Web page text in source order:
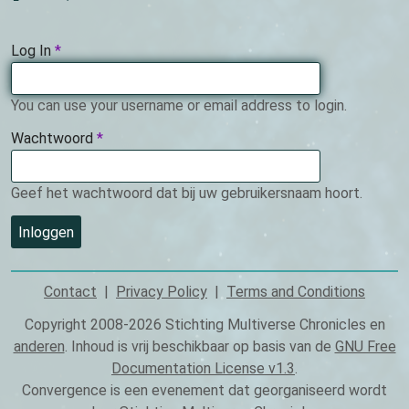
Log In
is
required.
You can use your username or email address to login.
Wachtwoord
is
required.
Geef het wachtwoord dat bij uw gebruikersnaam hoort.
Footer
Contact Privacy Policy
Terms and Conditions
Copyright 2008-2026 Stichting Multiverse Chronicles en
anderen. Inhoud is vrij beschikbaar op basis van de GNU Free
Documentation License v1.3.
Convergence is een evenement dat georganiseerd wordt